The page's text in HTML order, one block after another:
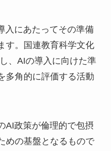
入にあたってその準備
す。国連教育科学文化
、AIの導入に向けた準
多角的に評価する活動
AI政策が倫理的で包摂
めの基盤となるもので